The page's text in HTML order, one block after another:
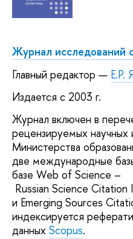
Журнал исследований
Главный редактор — Е.Р.
Издается с 2003 г.
Журнал включен в
рецензируемых
Министерства
две международные
базе Web of Science –
Russian Science Citation
и Emerging Sources
индексируется
данных Scopus.